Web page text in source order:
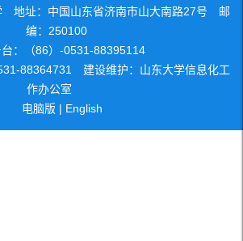
地址：中国山东省济南市山大南路27号 邮
编：250100
：（86）-0531-88395114
88364731 建设维护：山东大学信息化工
作办公室
电脑版 | English